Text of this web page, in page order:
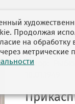
автор:
Продолжая
на обработку
метрические